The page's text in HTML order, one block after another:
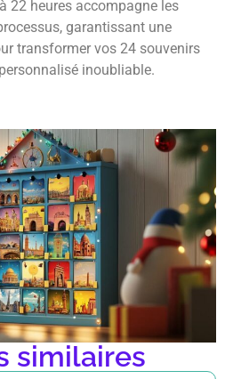
22 heures accompagne les
garantissant une
transformer vos 24 souvenirs
inoubliable.
similaires